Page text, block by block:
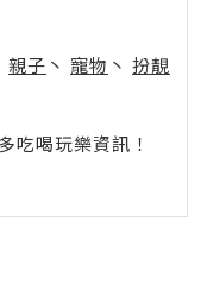
親子 丶 寵物 丶 扮靚
喝玩樂資訊！